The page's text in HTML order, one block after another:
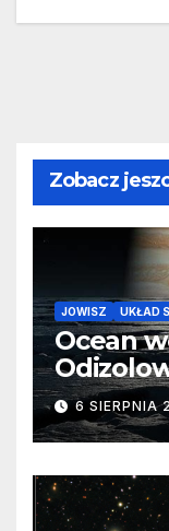
Zobacz
JOWISZ UKŁAD
Ocean
barierę
6 SIERPNIA